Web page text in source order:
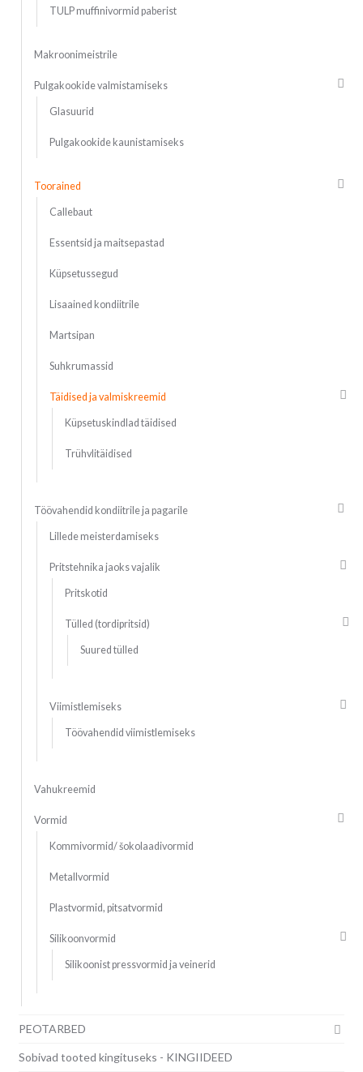
TULP muffinivormid paberist
Makroonimeistrile
Pulgakookide valmistamiseks
Glasuurid
Pulgakookide kaunistamiseks
Toorained
Callebaut
Essentsid ja maitsepastad
Küpsetussegud
Lisaained kondiitrile
Martsipan
Suhkrumassid
Täidised ja valmiskreemid
Küpsetuskindlad täidised
Trühvlitäidised
Töövahendid kondiitrile ja pagarile
Lillede meisterdamiseks
Pritstehnika jaoks vajalik
Pritskotid
Tülled (tordipritsid)
Suured tülled
Viimistlemiseks
Töövahendid viimistlemiseks
Vahukreemid
Vormid
Kommivormid/ šokolaadivormid
Metallvormid
Plastvormid, pitsatvormid
Silikoonvormid
Silikoonist pressvormid ja veinerid
PEOTARBED
Sobivad tooted kingituseks - KINGIIDEED